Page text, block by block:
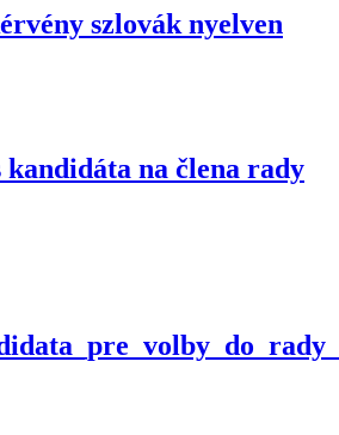
szlovák nyelven
kandidáta na člena rady